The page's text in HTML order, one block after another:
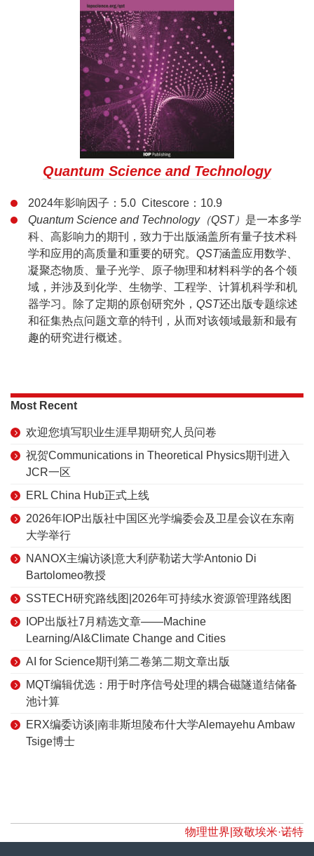
Quantum Science and Technology
2024年影响因子：5.0 Citescore：10.9
Quantum Science and Technology（QST） 是一本多学
科、高影响力的期刊，致力于出版涵盖所有量子技术科
学和应用的高质量和重要的研究。 QST涵盖应用数学、
凝聚态物质、量子光学、原子物理和材料科学的各个领
域，并涉及到化学、生物学、工程学、计算机科学和机
器学习。除了定期的原创研究外， QST还出版专题综述
和征集热点问题文章的特刊，从而对该领域最新和最有
趣的研究进行概述。
Most Recent
欢迎您填写职业生涯早期研究人员问卷
祝贺Communications in Theoretical Physics期刊进入
JCR一区
ERL China Hub正式上线
2026年IOP出版社中国区光学编委会及卫星会议在东南
大学举行
NANOX主编访谈|意大利萨勒诺大学Antonio Di
Bartolomeo教授
SSTECH研究路线图|2026年可持续水资源管理路线图
IOP出版社7月精选文章——Machine
Learning/AI&Climate Change and Cities
AI for Science期刊第二卷第二期文章出版
MQT编辑优选：用于时序信号处理的耦合磁隧道结储备
池计算
ERX编委访谈|南非斯坦陵布什大学Alemayehu Ambaw
Tsige博士
物理世界|致敬埃米·诺特